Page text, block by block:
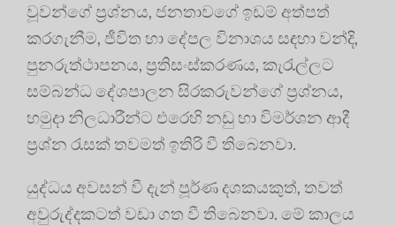
වූවන්ගේ ප්‍රශ්නය, ජනතාවගේ ඉඩම් අත්පත්
කරගැනීම, ජීවිත හා දේපල විනාශය සඳහා වන්දි,
පුනරුත්ථාපනය, ප්‍රතිසංස්කරණය, කැරැල්ලට
සම්බන්ධ දේශපාලන සිරකරුවන්ගේ ප්‍රශ්නය,
හමුදා නිලධාරීන්ට එරෙහි නඩු හා විමර්ශන ආදී
ප්‍රශ්න රැසක් තවමත් ඉතිරි වී තිබෙනවා.
යුද්ධය අවසන් වී දැන් පූර්ණ දශකයකුත්, තවත්
අවුරුද්දකටත් වඩා ගත වී තිබෙනවා. මේ කාලය